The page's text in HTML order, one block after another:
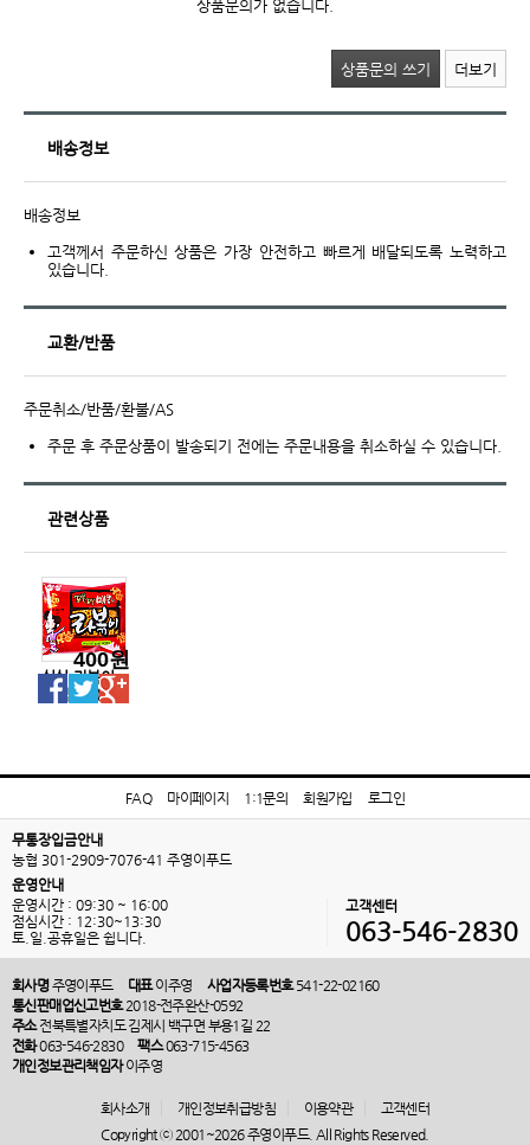
상품문의가 없습니다.
상품문의 쓰기 더보기
배송정보
배송정보
고객께서 주문하신 상품은 가장 안전하고 빠르게 배달되도록 노력하고
있습니다.
교환/반품
주문취소/반품/환불/AS
주문 후 주문상품이 발송되기 전에는 주문내용을 취소하실 수 있습니다.
관련상품
싱싱-라볶이
스낵(1봉)
400원
FAQ 마이페이지 1:1문의 회원가입 로그인
무통장입금안내
농협 301-2909-7076-41 주영이푸드
운영안내
운영시간 : 09:30 ~ 16:00
점심시간 : 12:30~13:30
토.일.공휴일은 쉽니다.
고객센터
063-546-2830
회사명주영이푸드 대표이주영 사업자등록번호541-22-02160
통신판매업신고번호2018-전주완산-0592
주소전북특별자치도 김제시 백구면 부용1길 22
전화063-546-2830 팩스063-715-4563
개인정보관리책임자이주영
회사소개 개인정보취급방침 이용약관
고객센터
Copyright ⓒ 2001~2026 주영이푸드. All Rights Reserved.